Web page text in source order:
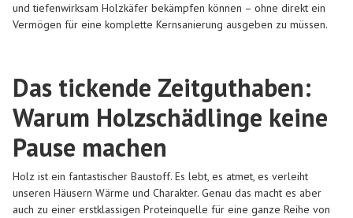
und tiefenwirksam Holzkäfer bekämpfen können – ohne direkt ein
Vermögen für eine komplette Kernsanierung ausgeben zu müssen.
Das tickende Zeitguthaben:
Warum Holzschädlinge keine
Pause machen
Holz ist ein fantastischer Baustoff. Es lebt, es atmet, es verleiht
unseren Häusern Wärme und Charakter. Genau das macht es aber
auch zu einer erstklassigen Proteinquelle für eine ganze Reihe von